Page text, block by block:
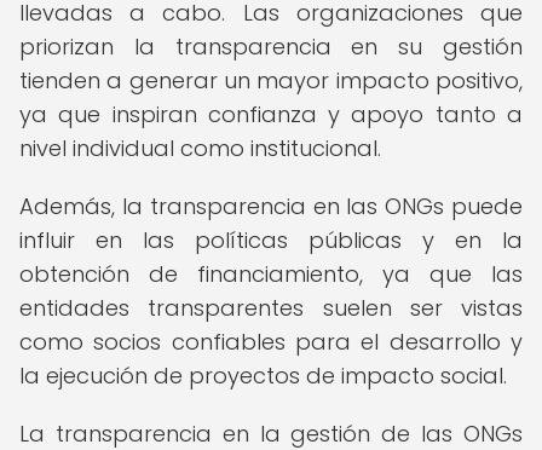
llevadas a cabo. Las organizaciones que
priorizan la transparencia en su gestión
tienden a generar un mayor impacto positivo,
ya que inspiran confianza y apoyo tanto a
nivel individual como institucional.
Además, la transparencia en las ONGs puede
influir en las políticas públicas y en la
obtención de financiamiento, ya que las
entidades transparentes suelen ser vistas
como socios confiables para el desarrollo y
la ejecución de proyectos de impacto social.
La transparencia en la gestión de las ONGs